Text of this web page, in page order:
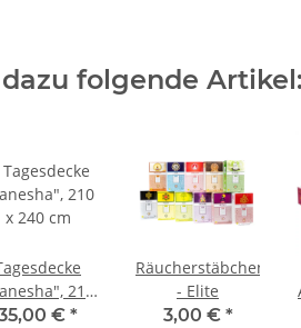
folgende Artikel:
210
x 240 cm
€ *
Räucherstäbchen
- Elite
3,00 € *